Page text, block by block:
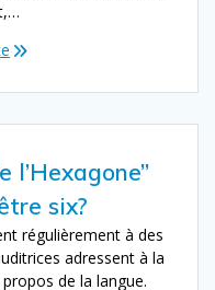
l’Hexagone”
six?
régulièrement à des
adressent à la
de la langue.